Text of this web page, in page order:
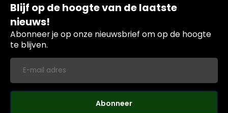
Blijf op de hoogte van de laatste
nieuws!
Abonneer je op onze nieuwsbrief om op de hoogte
te blijven.
Abonneer